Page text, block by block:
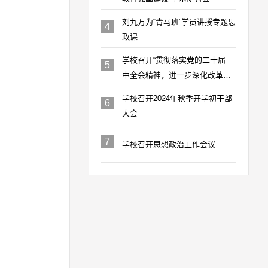
4
刘九万为“青马班”学员讲授专题思
政课
5
学校召开“贯彻落实党的二十届三
中全会精神，进一步深化改革，
6
学校召开2024年秋季开学初干部
大会
7 学校召开思想政治工作会议